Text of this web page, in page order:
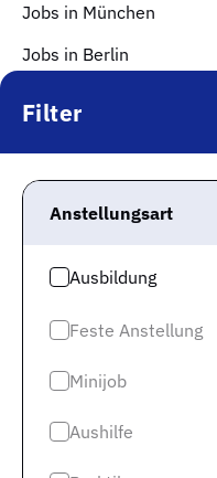
Filter
Anstellungsart
Ausbildung
Feste Anstellung
Minijob
Aushilfe
Jobs in München
Jobs in Berlin
Jobs in Düsseldorf
Jobs in Köln
Jobs in Stuttgart
Mehr Infos
Impressum
Datenschutz